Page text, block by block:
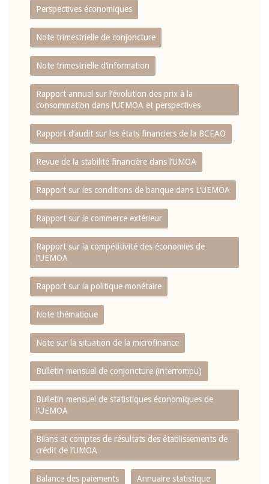
Perspectives économiques
Note trimestrielle de conjoncture
Note trimestrielle d‘information
Rapport annuel sur l‘évolution des prix à la
consommation dans l‘UEMOA et perspectives
Rapport d‘audit sur les états financiers de la BCEAO
Revue de la stabilité financière dans l‘UMOA
Rapport sur les conditions de banque dans L‘UEMOA
Rapport sur le commerce extérieur
Rapport sur la compétitivité des économies de
l‘UEMOA
Rapport sur la politique monétaire
Note thématique
Note sur la situation de la microfinance
Bulletin mensuel de conjoncture (interrompu)
Bulletin mensuel de statistiques économiques de
l‘UEMOA
Bilans et comptes de résultats des établissements de
crédit de l‘UMOA
Balance des paiements Annuaire statistique